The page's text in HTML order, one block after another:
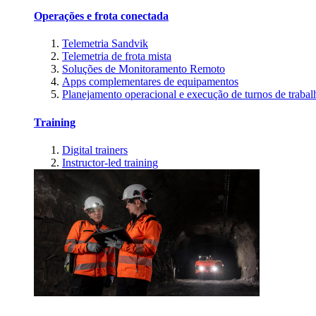
Operações e frota conectada
Telemetria Sandvik
Telemetria de frota mista
Soluções de Monitoramento Remoto
Apps complementares de equipamentos
Planejamento operacional e execução de turnos de
Training
Digital trainers
Instructor-led training